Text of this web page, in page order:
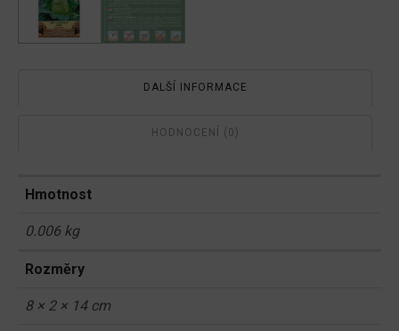
DALŠÍ INFORMACE
HODNOCENÍ (0)
Hmotnost
0.006 kg
Rozměry
8 × 2 × 14 cm